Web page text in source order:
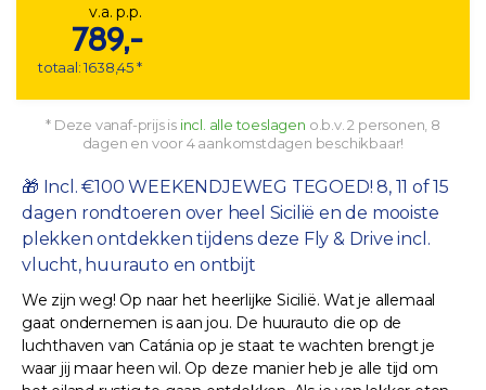
v.a. p.p.
789,-
totaal: 1638,45 *
* Deze vanaf-prijs is incl. alle toeslagen o.b.v. 2 personen, 8
dagen en voor 4 aankomstdagen beschikbaar!
🎁 Incl. €100 WEEKENDJEWEG TEGOED! 8, 11 of 15
dagen rondtoeren over heel Sicilië en de mooiste
plekken ontdekken tijdens deze Fly & Drive incl.
vlucht, huurauto en ontbijt
We zijn weg! Op naar het heerlijke Sicilië. Wat je allemaal
gaat ondernemen is aan jou. De huurauto die op de
luchthaven van Catánia op je staat te wachten brengt je
waar jij maar heen wil. Op deze manier heb je alle tijd om